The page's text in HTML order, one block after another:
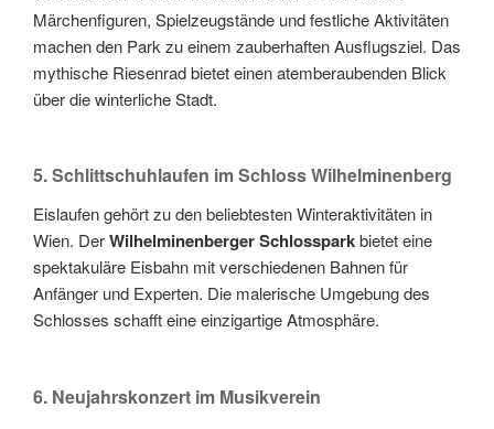
Märchenfiguren, Spielzeugstände und festliche Aktivitäten
machen den Park zu einem zauberhaften Ausflugsziel. Das
mythische Riesenrad bietet einen atemberaubenden Blick
über die winterliche Stadt.
5. Schlittschuhlaufen im Schloss Wilhelminenberg
Eislaufen gehört zu den beliebtesten Winteraktivitäten in
Wien. DerWilhelminenberger Schlossparkbietet eine
spektakuläre Eisbahn mit verschiedenen Bahnen für
Anfänger und Experten. Die malerische Umgebung des
Schlosses schafft eine einzigartige Atmosphäre.
6. Neujahrskonzert im Musikverein